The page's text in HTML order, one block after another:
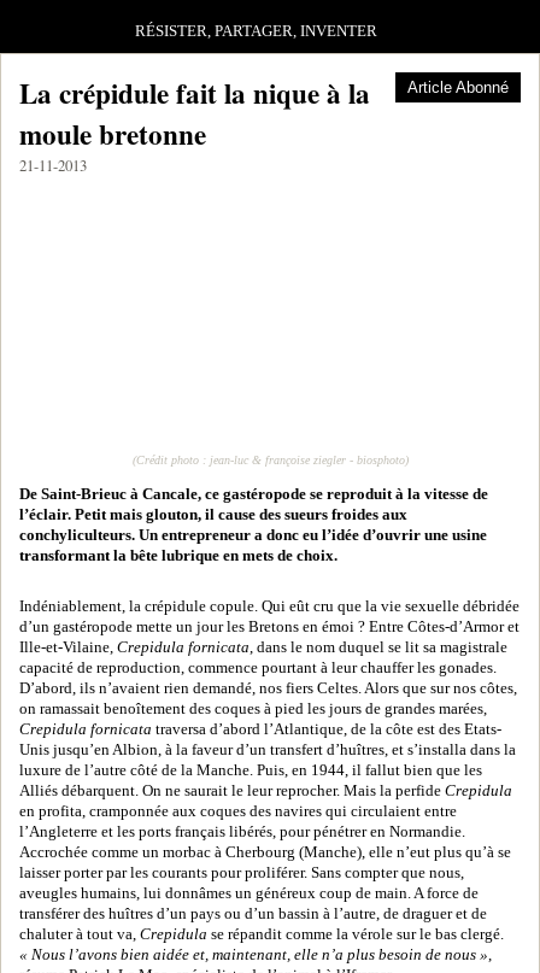
RÉSISTER, PARTAGER, INVENTER
Article Abonné
La crépidule fait la nique à la
moule bretonne
21-11-2013
(Crédit photo : jean-luc & françoise ziegler - biosphoto)
De Saint-Brieuc à Cancale, ce gastéropode se reproduit à la vitesse de
l’éclair. Petit mais glouton, il cause des sueurs froides aux
conchyliculteurs. Un entrepreneur a donc eu l’idée d’ouvrir une usine
transformant la bête lubrique en mets de choix.
Indéniablement, la crépidule copule. Qui eût cru que la vie sexuelle débridée
d’un gastéropode mette un jour les Bretons en émoi ? Entre Côtes-d’Armor et
Ille-et-Vilaine, Crepidula fornicata, dans le nom duquel se lit sa magistrale
capacité de reproduction, commence pourtant à leur chauffer les gonades.
D’abord, ils n’avaient rien demandé, nos fiers Celtes. Alors que sur nos côtes,
on ramassait benoîtement des coques à pied les jours de grandes marées,
Crepidula fornicata traversa d’abord l’Atlantique, de la côte est des Etats-
Unis jusqu’en Albion, à la faveur d’un transfert d’huîtres, et s’installa dans la
luxure de l’autre côté de la Manche. Puis, en 1944, il fallut bien que les
Alliés débarquent. On ne saurait le leur reprocher. Mais la perfide Crepidula
en profita, cramponnée aux coques des navires qui circulaient entre
l’Angleterre et les ports français libérés, pour pénétrer en Normandie.
Accrochée comme un morbac à Cherbourg (Manche), elle n’eut plus qu’à se
laisser porter par les courants pour proliférer. Sans compter que nous,
aveugles humains, lui donnâmes un généreux coup de main. A force de
transférer des huîtres d’un pays ou d’un bassin à l’autre, de draguer et de
chaluter à tout va, Crepidula se répandit comme la vérole sur le bas clergé.
« Nous l’avons bien aidée et, maintenant, elle n’a plus besoin de nous »,